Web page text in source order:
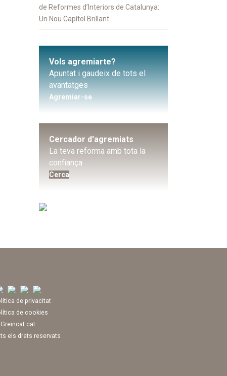
de Reformes d’Interiors de Catalunya:
Un Nou Capítol Brillant
Vols agremiarte?
Apuntat i gaudeix de tots el
avantatges
Agremiar-se
Cercador d'agremiats
La teva reforma amb tota la
confiança
Cerca
de privacitat
de cookies
els drets reservats